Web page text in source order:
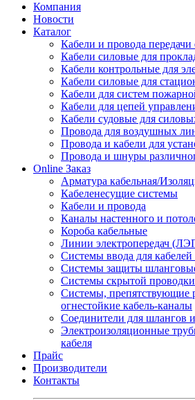
Компания
Новости
Каталог
Кабели и провода передачи
Кабели силовые для
Кабели контрольные для
Кабели силовые для
Кабели для систем
Кабели для цепей
Кабели судовые для
Провода для воздушных
Провода и кабели для
Провода и шнуры
Online Заказ
Арматура кабельная/
Кабеленесущие системы
Кабели и провода
Каналы настенного и
Короба кабельные
Линии электропередач
Системы ввода для
Системы защиты
Системы скрытой
Системы, препятствующие
огнестойкие кабель-каналы
Соединители для шлангов
Электроизоляционные
кабеля
Прайс
Производители
Контакты